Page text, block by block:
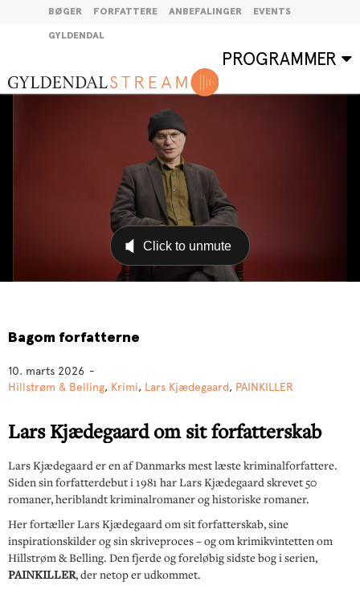
BØGER FORFATTERE ANBEFALINGER EVENTS
GYLDENDAL
PROGRAMMER
Bagom forfatterne
10. marts 2026 -
Hillstrøm & Belling, Krimi, Lars Kjædegaard, PAINKILLER
Lars Kjædegaard om sit forfatterskab
Lars Kjædegaard er en af Danmarks mest læste kriminalforfattere.
Siden sin forfatterdebut i 1981 har Lars Kjædegaard skrevet 50
romaner, heriblandt kriminalromaner og historiske romaner.
Her fortæller Lars Kjædegaard om sit forfatterskab, sine
inspirationskilder og sin skriveproces – og om krimikvintetten om
Hillstrøm & Belling. Den fjerde og foreløbig sidste bog i serien,
PAINKILLER, der netop er udkommet.